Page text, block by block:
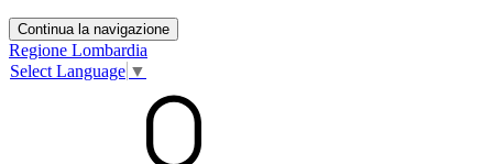
Continua la navigazione
Regione Lombardia
Select Language ▼